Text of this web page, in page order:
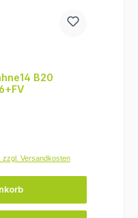
B20
zzgl. Versandkosten